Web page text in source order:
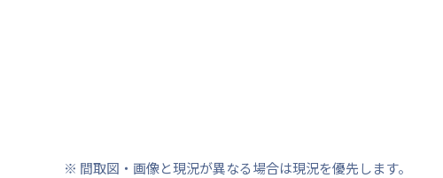
※ 間取図・画像と現況が異なる場合は現況を優先します。